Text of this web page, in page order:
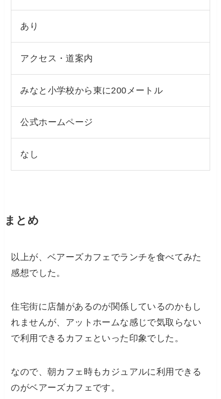
あり
アクセス・道案内
みなと小学校から東に200メートル
公式ホームページ
なし
まとめ
以上が、ベアーズカフェでランチを食べてみた
感想でした。
住宅街に店舗があるのが関係しているのかもし
れませんが、アットホームな感じで気取らない
で利用できるカフェといった印象でした。
なので、朝カフェ時もカジュアルに利用できる
のがベアーズカフェです。